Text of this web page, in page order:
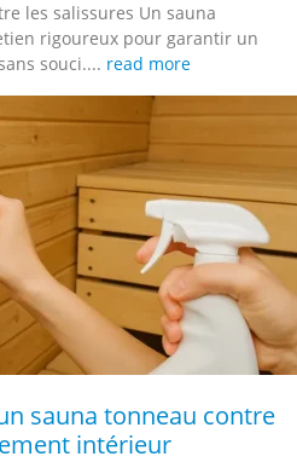
les salissures Un sauna
rigoureux pour garantir un
souci.... read more
sauna tonneau contre
intérieur